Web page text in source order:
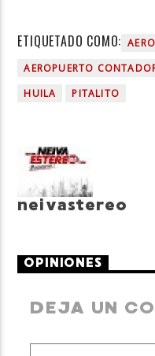
ETIQUETADO COMO:
AEROPUERTO
HUILA
PITALITO
neivastereo
OPINIONES
DEJA UN